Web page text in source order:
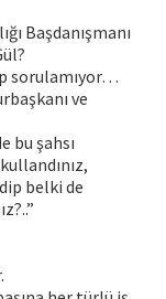
Başdanışmanı
sorulamıyor…
ve
bu şahsı
belki de